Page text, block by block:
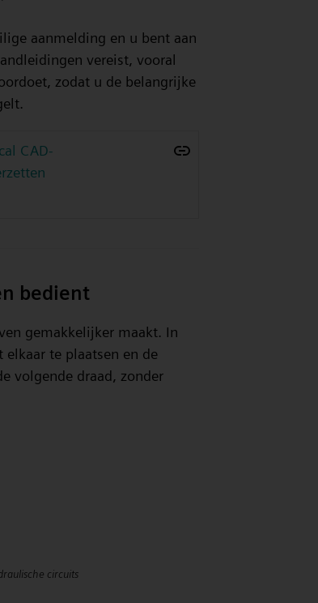
aanmelding en u bent aan
vereist, vooral
zodat u de belangrijke
CAD-
bedient
gemakkelijker maakt. In
te plaatsen en de
volgende draad, zonder
circuits